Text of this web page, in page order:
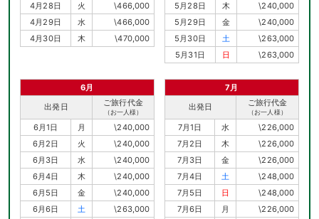
4月28日
火
\466,000
4月29日
水
\466,000
4月30日
木 \470,000
5月28日
木
\240,000
5月29日
金
\240,000
5月30日
土
\263,000
5月31日
日 \263,000
6月
出発日
ご旅行代金
（お一人様）
6月1日 月
\240,000
6月2日
火
\240,000
6月3日
水
\240,000
6月4日
木
\240,000
6月5日
金
\240,000
6月6日
土
\263,000
7月
出発日
ご旅行代金
（お一人様）
7月1日 水
\226,000
7月2日
木
\226,000
7月3日
金
\226,000
7月4日
土
\248,000
7月5日
日
\248,000
7月6日
月
\226,000